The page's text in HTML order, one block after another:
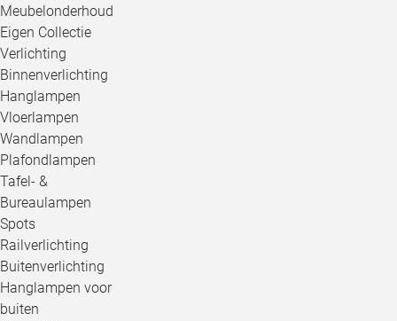
Meubelonderhoud
Eigen Collectie
Verlichting
Binnenverlichting
Hanglampen
Vloerlampen
Wandlampen
Plafondlampen
Tafel- &
Bureaulampen
Spots
Railverlichting
Buitenverlichting
Hanglampen voor
buiten